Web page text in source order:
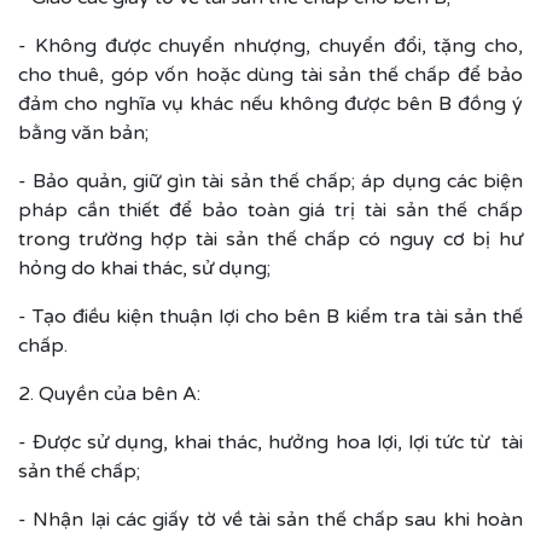
- Không được chuyển nhượng, chuyển đổi, tặng cho,
cho thuê, góp vốn hoặc dùng tài sản thế chấp để bảo
đảm cho nghĩa vụ khác nếu không được bên B đồng ý
bằng văn bản;
- Bảo quản, giữ gìn tài sản thế chấp; áp dụng các biện
pháp cần thiết để bảo toàn giá trị tài sản thế chấp
trong trường hợp tài sản thế chấp có nguy cơ bị hư
hỏng do khai thác, sử dụng;
- Tạo điều kiện thuận lợi cho bên B kiểm tra tài sản thế
chấp.
2. Quyền của bên A:
- Được sử dụng, khai thác, hưởng hoa lợi, lợi tức từ tài
sản thế chấp;
- Nhận lại các giấy tờ về tài sản thế chấp sau khi hoàn